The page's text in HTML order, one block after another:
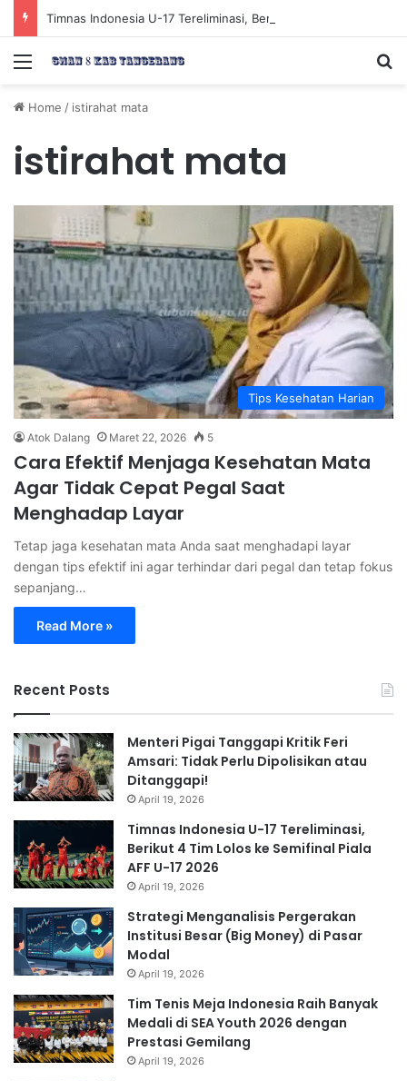
Menu
Home / istirahat mata
istirahat mata
Tips Kesehatan Harian
Atok Dalang Maret 22, 2026 5
Cara Efektif Menjaga Kesehatan Mata
Agar Tidak Cepat Pegal Saat
Menghadap Layar
Tetap jaga kesehatan mata Anda saat menghadapi layar
dengan tips efektif ini agar terhindar dari pegal dan tetap fokus
sepanjang…
Read More »
Recent Posts
Menteri Pigai Tanggapi Kritik Feri
Amsari: Tidak Perlu Dipolisikan atau
Ditanggapi!
April 19, 2026
Timnas Indonesia U-17 Tereliminasi,
Berikut 4 Tim Lolos ke Semifinal Piala
AFF U-17 2026
April 19, 2026
Strategi Menganalisis Pergerakan
Institusi Besar (Big Money) di Pasar
Modal
April 19, 2026
Tim Tenis Meja Indonesia Raih Banyak
Medali di SEA Youth 2026 dengan
Prestasi Gemilang
April 19, 2026